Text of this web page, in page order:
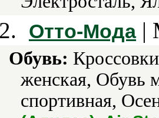
2. Отто-Мода|
Обувь:
женская, Обувь
спортивная,